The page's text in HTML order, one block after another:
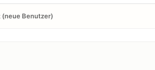
(neue Benutzer)